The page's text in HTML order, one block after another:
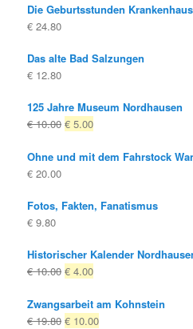
Die Geburtsstunden
€ 24.80
Das alte Bad Salzungen
€ 12.80
125 Jahre Museum Nordhausen
€10.00 Ursprünglicher
war:
€ 5.00Aktueller
ist:
Ohne und mit dem Fahrstock
€ 20.00
Fotos, Fakten, Fanatismus
€ 9.80
Historischer Kalender
€10.00 Ursprünglicher
war:
€ 10.00
€ 4.00Aktueller
ist:
€ 4.00.
Zwangsarbeit am Kohnstein
€19.80 Ursprünglicher
€ 10.00Aktueller